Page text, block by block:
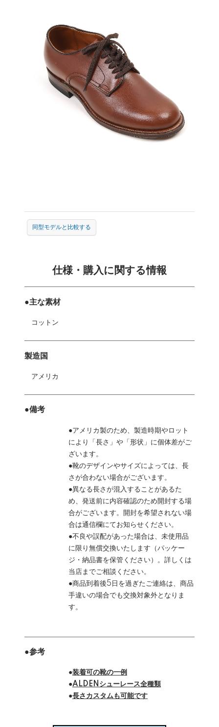
同型モデルと比較する
仕様・購入に関する情報
●主な素材
コットン
製造国
アメリカ
●備考
●アメリカ製のため、製造時期やロット
により「長さ」や「形状」に個体差がご
ざいます。
●靴のデザインやサイズによっては、長
さが合わない場合がございます。
●異なる長さが混入することがあるた
め、発送前に内容確認のため開封する場
合がございます。開封を希望されない場
合は通信欄にてお知らせください。
●不良や誤配があった場合は、未使用品
に限り無償交換いたします（パッケー
ジ・納品書を保管ください）。詳しくは
当店までご相談ください。
●商品到着後5日を過ぎたご連絡は、商品
手違いの場合でも交換対象外となりま
す。
●参考
●装着可の靴の一例
●ALDENシューレース全種類
●長さカスタムも可能です